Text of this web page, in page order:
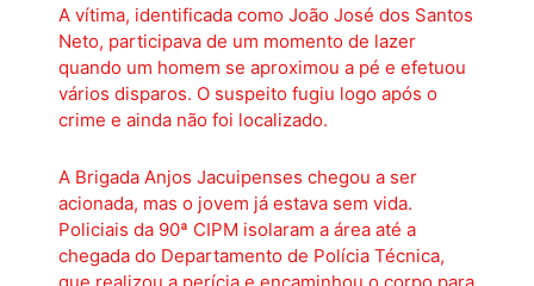
A vítima, identificada como João José dos Santos
Neto, participava de um momento de lazer
quando um homem se aproximou a pé e efetuou
vários disparos. O suspeito fugiu logo após o
crime e ainda não foi localizado.
A Brigada Anjos Jacuipenses chegou a ser
acionada, mas o jovem já estava sem vida.
Policiais da 90ª CIPM isolaram a área até a
chegada do Departamento de Polícia Técnica,